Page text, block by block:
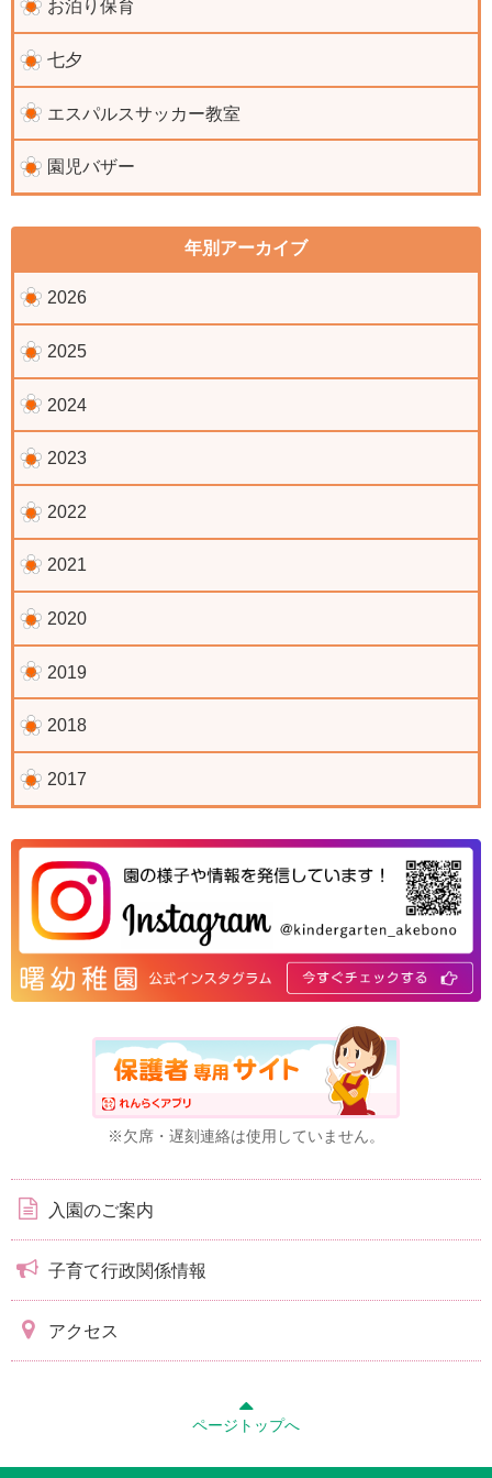
お泊り保育
七夕
エスパルスサッカー教室
園児バザー
年別アーカイブ
2026
2025
2024
2023
2022
2021
2020
2019
2018
2017
※欠席・遅刻連絡は使用していません。
入園のご案内
子育て行政関係情報
アクセス
ページトップへ